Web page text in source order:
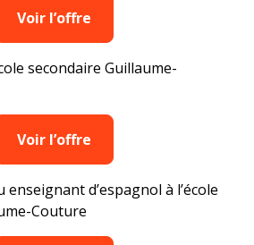
Voir l’offre
secondaire Guillaume-
Voir l’offre
d’espagnol à l’école
Couture